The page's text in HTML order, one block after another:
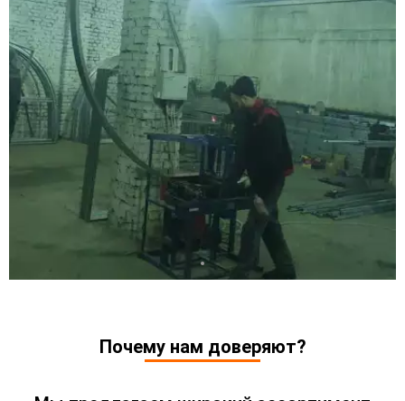
Новорождественское
Новостройка
Прокопьевск
Терентьевское
Верхний Чумыш
Таштагольский район
Чугунаш
Мундыбаш
Шерегеш
Спасск
Таштагол
Темиртау
Почему нам доверяют?